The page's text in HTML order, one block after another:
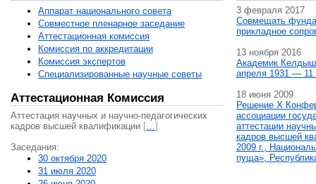
Аппарат национального совета
Совместное пленарное заседание
Аттестационная комисcия
Комиссия по аккредитации
Комиссия экспертов
Специализированные научные советы
Аттестационная Комиссия
Аттестация научных и научно-педагогических
кадров высшей квалификации […]
Заседания:
30 октября 2020
31 июля 2020
3 февраля 2017
Совмещать
прикладное
13 ноября 2016
Академик
апреля 1931 — 11
18 июня 2009
Решение X
ассоциации
аттестации
кадров высшей
2009 г.,
пуща»,